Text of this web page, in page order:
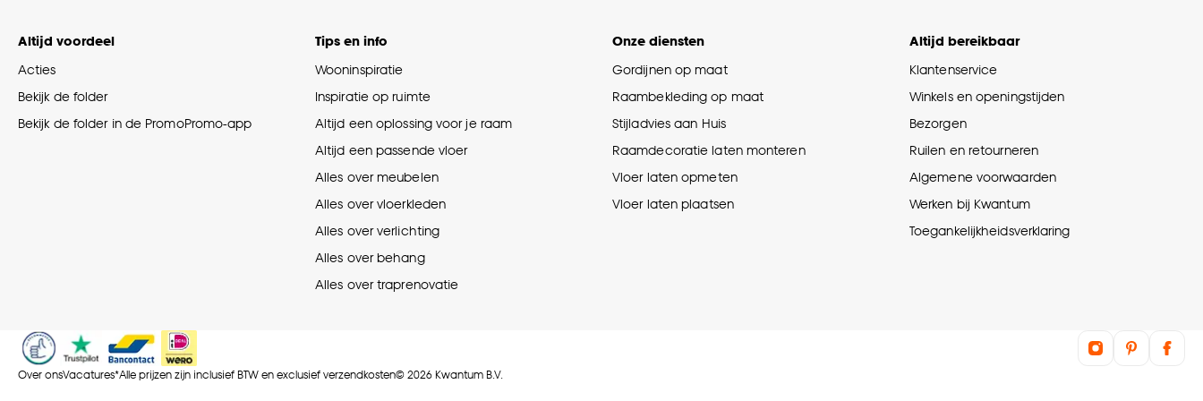
Altijd voordeel
Acties
Bekijk de folder
Bekijk de folder in de PromoPromo-app
Tips en info
Wooninspiratie
Inspiratie op ruimte
Altijd een oplossing voor je raam
Altijd een passende vloer
Alles over meubelen
Alles over vloerkleden
Alles over verlichting
Alles over behang
Alles over traprenovatie
Onze diensten
Gordijnen op maat
Raambekleding op maat
Stijladvies aan Huis
Raamdecoratie laten monteren
Vloer laten opmeten
Vloer laten plaatsen
Altijd bereikbaar
Klantenservice
Winkels en openingstijden
Bezorgen
Ruilen en retourneren
Algemene voorwaarden
Werken bij Kwantum
Toegankelijkheidsverklaring
Over onsVacatures*Alle prijzen zijn inclusief BTW en exclusief verzendkosten© 2026 Kwantum B.V.